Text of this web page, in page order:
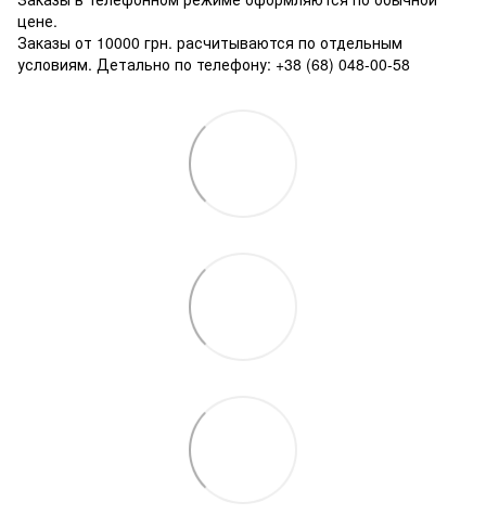
цене.
Заказы от 10000 грн. расчитываются по отдельным
условиям. Детально по телефону: +38 (68) 048-00-58